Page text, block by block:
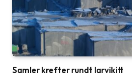
Samler krefter rundt larvikitt